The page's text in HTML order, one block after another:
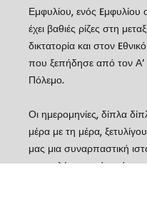
Εμφυλίου, ενός Eμφυλίου
έχει βαθιές ρίζες στη
δικτατορία και στον
που ξεπήδησε από τον Α’
Πόλεμο.
Οι ημερομηνίες, δίπλα
μέρα με τη μέρα,
μας μια συναρπαστική
αποκαλύπτουν όχι μόνο